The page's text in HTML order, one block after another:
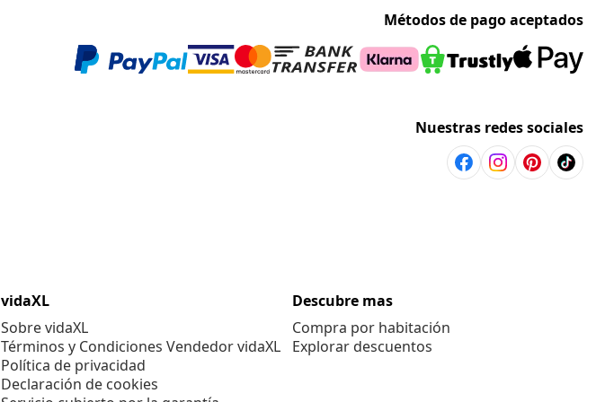
Métodos de pago aceptados
Nuestras redes sociales
vidaXL
Sobre vidaXL
Términos y Condiciones Vendedor vidaXL
Política de privacidad
Declaración de cookies
Descubre mas
Compra por habitación
Explorar descuentos